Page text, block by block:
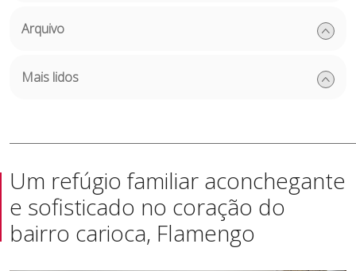
Arquivo
Mais lidos
Um refúgio familiar aconchegante
e sofisticado no coração do
bairro carioca, Flamengo